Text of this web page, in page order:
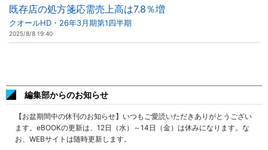
既存店の処方箋応需売上高は7.8％増
クオールHD・26年3月期第1四半期
2025/8/8 19:40
編集部からのお知らせ
【お盆期間中の休刊のお知らせ】いつもご愛読いただきありがとうござい
ます。eBOOKの更新は、12日（水）～14日（金）は休みになります。な
お、WEBサイトは随時更新します。